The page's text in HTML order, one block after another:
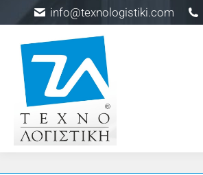
info@texnologistiki.com